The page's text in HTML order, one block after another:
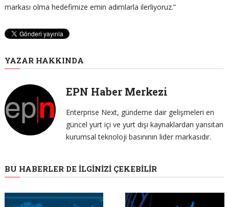
markası olma hedefimize emin adımlarla ilerliyoruz.”
YAZAR HAKKINDA
EPN Haber Merkezi
Enterprise Next, gündeme dair gelişmeleri en
güncel yurt içi ve yurt dışı kaynaklardan yansıtan
kurumsal teknoloji basınının lider markasıdır.
BU HABERLER DE İLGINIZI ÇEKEBILIR